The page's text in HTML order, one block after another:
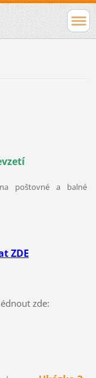
poštovné a balné
ZDE
zde: